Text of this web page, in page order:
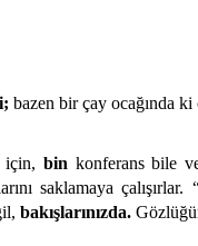
bazen bir çay ocağında ki
bin konferans bile
saklamaya
bakışlarınızda.